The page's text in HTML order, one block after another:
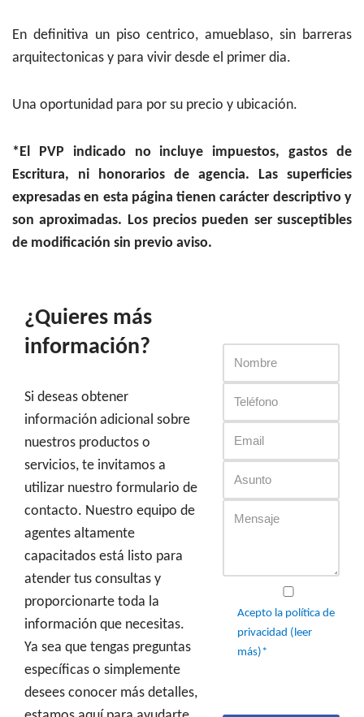
En definitiva un piso centrico, amueblaso, sin barreras
arquitectonicas y para vivir desde el primer dia.
Una oportunidad para por su precio y ubicación.
*El PVP indicado no incluye impuestos, gastos de
Escritura, ni honorarios de agencia. Las superficies
expresadas en esta página tienen carácter descriptivo y
son aproximadas. Los precios pueden ser susceptibles
de modificación sin previo aviso.
¿Quieres más
información?
Si deseas obtener
información adicional sobre
nuestros productos o
servicios, te invitamos a
utilizar nuestro formulario de
contacto. Nuestro equipo de
agentes altamente
capacitados está listo para
atender tus consultas y
proporcionarte toda la
información que necesitas.
Ya sea que tengas preguntas
específicas o simplemente
desees conocer más detalles,
Acepto la política de
privacidad (leer
más)*